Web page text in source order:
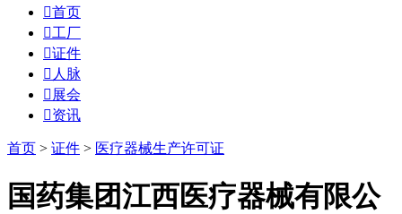
首页
工厂
证件
 人脉
 展会
资讯
首页 > 证件 > 医疗器械生产许可证
国药集团江西医疗器械有限公